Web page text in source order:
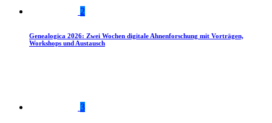
2
Genealogica 2026: Zwei Wochen digitale Ahnenforschung mit Vorträgen,
Workshops und Austausch
3